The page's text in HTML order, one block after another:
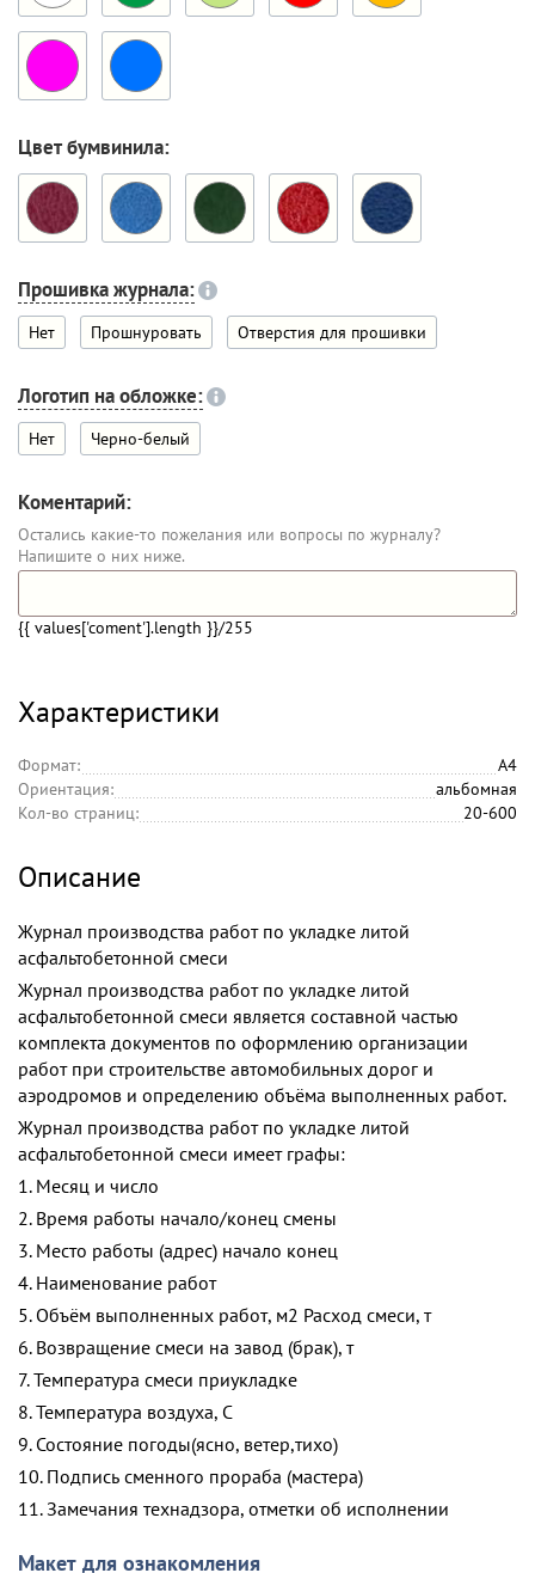
Цвет бумвинила:
Прошивка журнала:
Нет Прошнуровать Отверстия для прошивки
Логотип на обложке:
Нет Черно-белый
Коментарий:
Остались какие-то пожелания или вопросы по журналу?
Напишите о них ниже.
{{ values['coment'].length }}/255
Характеристики
Формат:
А4
Ориентация:
альбомная
Кол-во страниц:
20-600
Описание
Журнал производства работ по укладке литой
асфальтобетонной смеси
Журнал производства работ по укладке литой
асфальтобетонной смеси является составной частью
комплекта документов по оформлению организации
работ при строительстве автомобильных дорог и
аэродромов и определению объёма выполненных работ.
Журнал производства работ по укладке литой
асфальтобетонной смеси имеет графы:
1. Месяц и число
2. Время работы начало/конец смены
3. Место работы (адрес) начало конец
4. Наименование работ
5. Объём выполненных работ, м2 Расход смеси, т
6. Возвращение смеси на завод (брак), т
7. Температура смеси приукладке
8. Температура воздуха, С
9. Состояние погоды(ясно, ветер,тихо)
10. Подпись сменного прораба (мастера)
11. Замечания технадзора, отметки об исполнении
Макет для ознакомления